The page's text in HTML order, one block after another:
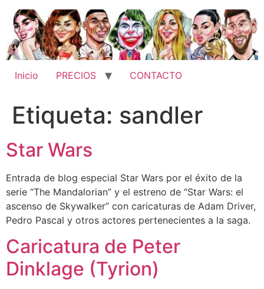
contenido
Inicio PRECIOS CONTACTO
Etiqueta: sandler
Star Wars
Entrada de blog especial Star Wars por el éxito de la
serie “The Mandalorian” y el estreno de “Star Wars: el
ascenso de Skywalker” con caricaturas de Adam Driver,
Pedro Pascal y otros actores pertenecientes a la saga.
Caricatura de Peter
Dinklage (Tyrion)